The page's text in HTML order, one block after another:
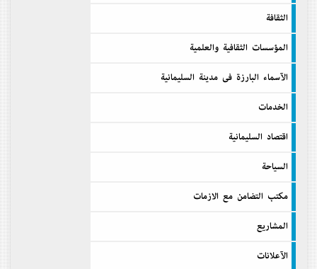
الثقافة
المؤسسات الثقافية والعلمية
الآسماء البارزة فى مدينة السليمانية
الخدمات
اقتصاد السليمانية
السیاحة
مكتب التضامن مع الازمات
المشاريع
الآعلانات